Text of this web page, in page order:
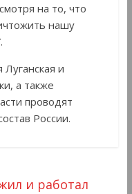
на то, что
нашу
и
а также
проводят
России.
и работал